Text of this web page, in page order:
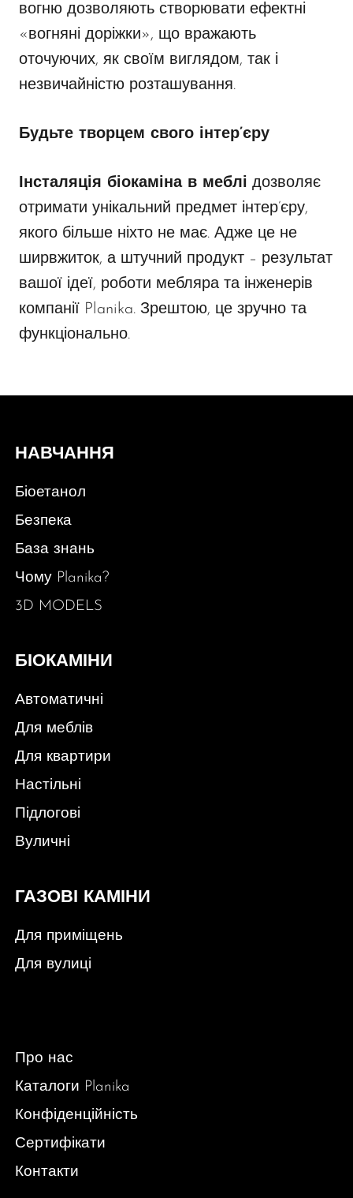
вогню дозволяють створювати ефектні
«вогняні доріжки», що вражають
оточуючих, як своїм виглядом, так і
незвичайністю розташування.
Будьте творцем свого інтер’єру
Інсталяція біокаміна в меблі дозволяє
отримати унікальний предмет інтер’єру,
якого більше ніхто не має. Адже це не
ширвжиток, а штучний продукт – результат
вашої ідеї, роботи мебляра та інженерів
компанії Planika. Зрештою, це зручно та
функціонально.
НАВЧАННЯ
Біоетанол
Безпека
База знань
Чому Planika?
3D MODELS
БІОКАМІНИ
Автоматичні
Для меблів
Для квартири
Настільні
Підлогові
Вуличні
ГАЗОВІ КАМІНИ
Для приміщень
Для вулиці
Про нас
Каталоги Planika
Конфіденційність
Сертифікати
Контакти